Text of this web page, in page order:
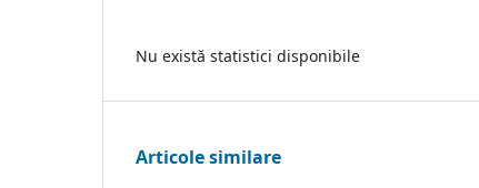
Nu există statistici disponibile
Articole similare